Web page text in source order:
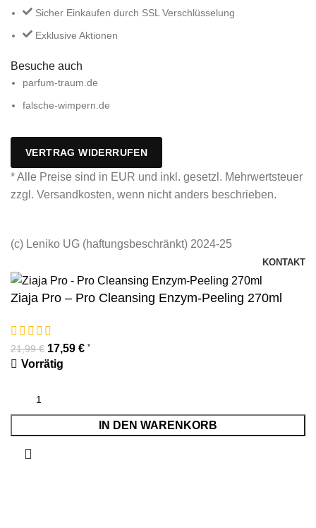
Sicher Einkaufen durch SSL Verschlüsselung
Exklusive Aktionen
Besuche auch
parfum-traum.de
falsche-wimpern.de
VERTRAG WIDERRUFEN
* Alle Preise sind in EUR und inkl. gesetzl. Mehrwertsteuer
zzgl. Versandkosten, wenn nicht anders beschrieben.
(c) Leniko UG (haftungsbeschränkt) 2024-25
KONTAKT
Ziaja Pro – Pro Cleansing Enzym-Peeling 270ml
21,99€ 17,59 € *
Vorrätig
IN DEN WARENKORB